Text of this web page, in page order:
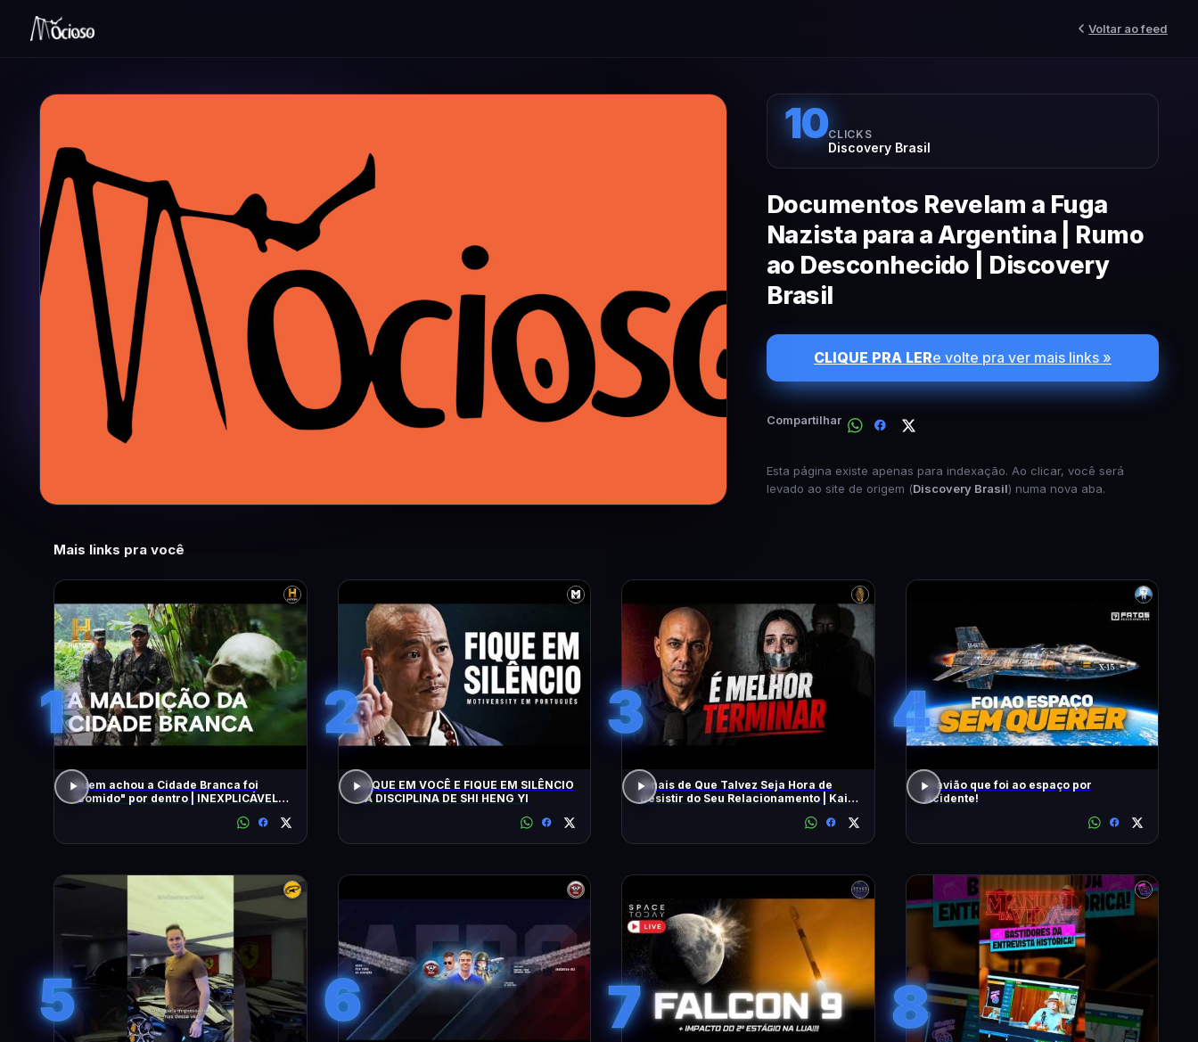
Voltar ao feed
10CLICKS
Discovery Brasil
Documentos Revelam a Fuga
Nazista para a Argentina | Rumo
ao Desconhecido | Discovery
Brasil
CLIQUE PRA LERe volte pra ver mais links »
Compartilhar
Esta página existe apenas para indexação. Ao clicar, você será
levado ao site de origem (Discovery Brasil) numa nova aba.
Mais links pra você
1
Quem achou a Cidade Branca foi
"comido" por dentro | INEXPLICÁVEL
2
FOQUE EM VOCÊ E FIQUE EM SILÊNCIO
– A DISCIPLINA DE SHI HENG YI
3
Sinais de Que Talvez Seja Hora de
Desistir do Seu Relacionamento | Kaio
4
O avião que foi ao espaço por
Acidente!
5 6 7 8